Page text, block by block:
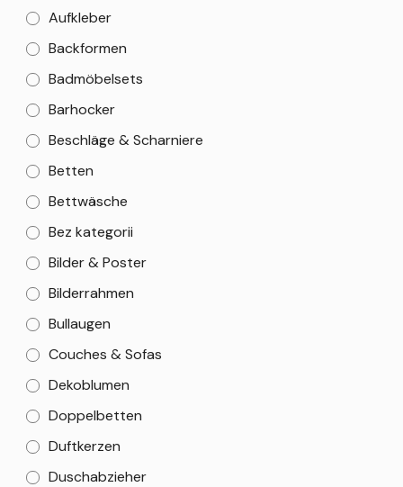
Aufkleber
Backformen
Badmöbelsets
Barhocker
Beschläge & Scharniere
Betten
Bettwäsche
Bez kategorii
Bilder & Poster
Bilderrahmen
Bullaugen
Couches & Sofas
Dekoblumen
Doppelbetten
Duftkerzen
Duschabzieher